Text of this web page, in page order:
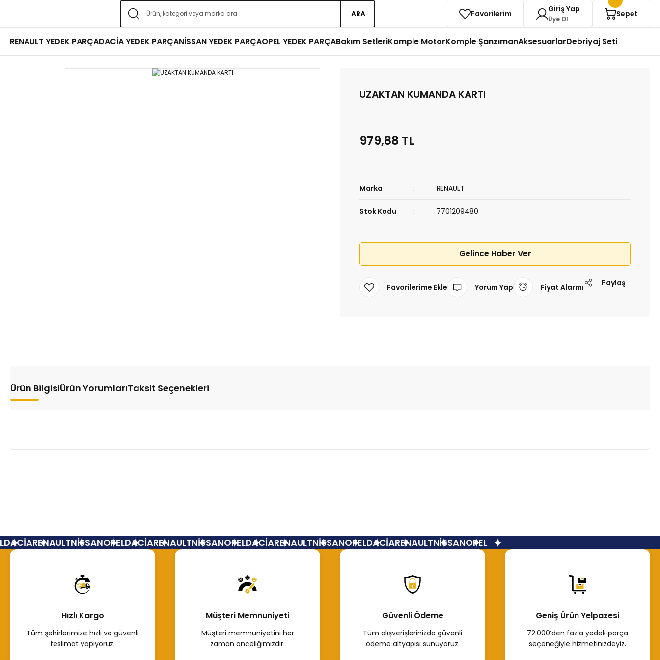
ARA Favorilerim Giriş Yap
Üye Ol
Sepet
RENAULT YEDEK PARÇADACİA YEDEK PARÇANİSSAN YEDEK PARÇAOPEL YEDEK PARÇABakım SetleriKomple MotorKomple ŞanzımanAksesuarlarDebriyaj Seti
UZAKTAN KUMANDA KARTI
979,88 TL
Marka RENAULT
Stok Kodu 7701209480
Gelince Haber Ver
Yorum Yap Fiyat Alarmı Paylaş
Ürün BilgisiÜrün YorumlarıTaksit Seçenekleri
RENAULTNİSSANOPELDACİARENAULTNİSSANOPELDACİARENAULTNİSSANOPELDACİARENAULTNİSSANOPEL
Hızlı Kargo
Tüm şehirlerimize hızlı ve güvenli
teslimat yapıyoruz.
Müşteri Memnuniyeti
Müşteri memnuniyetini her
zaman önceliğimizdir.
Güvenli Ödeme
Tüm alışverişlerinizde güvenli
ödeme altyapısı sunuyoruz.
Geniş Ürün Yelpazesi
72.000’den fazla yedek parça
seçeneğiyle hizmetinizdeyiz.